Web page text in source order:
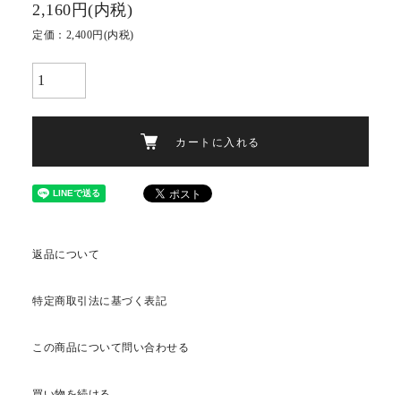
2,160円(内税)
定価：2,400円(内税)
カートに入れる
返品について
特定商取引法に基づく表記
この商品について問い合わせる